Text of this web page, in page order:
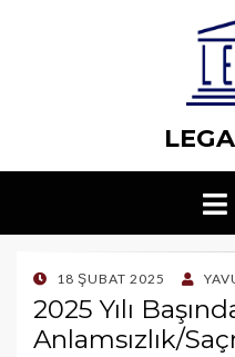
POSTED
ON
18 ŞUBAT 2025
2025 Yılı
Anlamsızlık/